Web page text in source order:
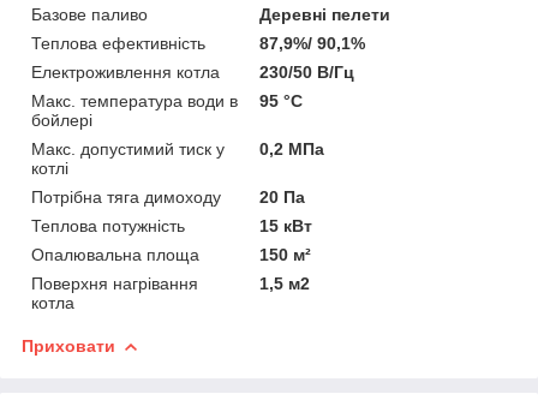
Базове паливо
Деревні пелети
Теплова ефективність
87,9%/ 90,1%
Електроживлення котла
230/50 В/Гц
Макс. температура води в
бойлері
95 °C
Макс. допустимий тиск у
котлі
0,2 МПа
Потрібна тяга димоходу
20 Па
Теплова потужність
15 кВт
Опалювальна площа
150 м²
Поверхня нагрівання
котла
1,5 м2
Приховати